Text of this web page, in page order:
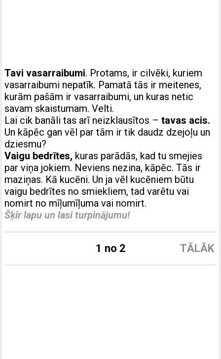
Tavi vasarraibumi. Protams, ir cilvēki, kuriem
vasarraibumi nepatīk. Pamatā tās ir meitenes,
kurām pašām ir vasarraibumi, un kuras netic
savam skaistumam. Velti.
Lai cik banāli tas arī neizklausītos –tavas acis.
Un kāpēc gan vēl par tām ir tik daudz dzejoļu un
dziesmu?
Vaigu bedrītes, kuras parādās, kad tu smejies
par viņa jokiem. Neviens nezina, kāpēc. Tās ir
maziņas. Kā kucēni. Un ja vēl kucēniem būtu
vaigu bedrītes no smiekliem, tad varētu vai
nomirt no mīļumīļuma vai nomirt.
Šķir lapu un lasi turpinājumu!
TĀLĀK
1 no 2